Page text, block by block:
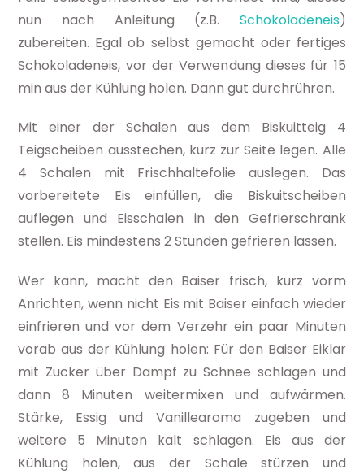
nun nach Anleitung (z.B. Schokoladeneis)
zubereiten. Egal ob selbst gemacht oder fertiges
Schokoladeneis, vor der Verwendung dieses für 15
min aus der Kühlung holen. Dann gut durchrühren.
Mit einer der Schalen aus dem Biskuitteig 4
Teigscheiben ausstechen, kurz zur Seite legen. Alle
4 Schalen mit Frischhaltefolie auslegen. Das
vorbereitete Eis einfüllen, die Biskuitscheiben
auflegen und Eisschalen in den Gefrierschrank
stellen. Eis mindestens 2 Stunden gefrieren lassen.
Wer kann, macht den Baiser frisch, kurz vorm
Anrichten, wenn nicht Eis mit Baiser einfach wieder
einfrieren und vor dem Verzehr ein paar Minuten
vorab aus der Kühlung holen: Für den Baiser Eiklar
mit Zucker über Dampf zu Schnee schlagen und
dann 8 Minuten weitermixen und aufwärmen.
Stärke, Essig und Vanillearoma zugeben und
weitere 5 Minuten kalt schlagen. Eis aus der
Kühlung holen, aus der Schale stürzen und